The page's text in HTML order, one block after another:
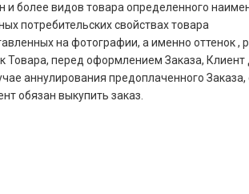
более видов товара определенного
потребительских свойствах товара
на фотографии, а именно оттенок
Товара, перед оформлением Заказа,
аннулирования предоплаченного
обязан выкупить заказ.